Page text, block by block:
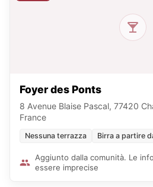
Foyer des Ponts
8 Avenue Blaise Pascal, 77420
France
Nessuna terrazza Birra a partire
Aggiunto dalla comunità. Le
essere imprecise